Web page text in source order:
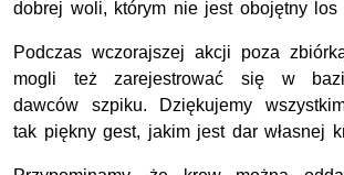
dobrej woli, którym nie jest obojętny los
Podczas wczorajszej akcji poza
mogli też zarejestrować się w
dawców szpiku. Dziękujemy
tak piękny gest, jakim jest dar własnej